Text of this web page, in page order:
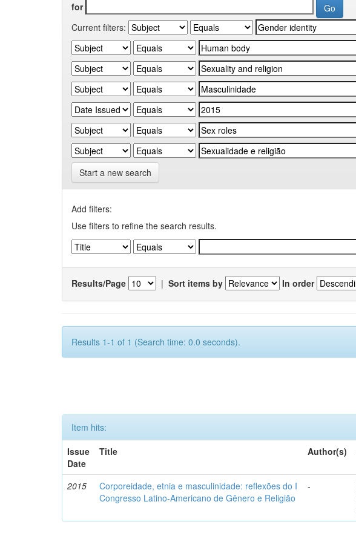
for
Current filters:
Start a new search
Add filters:
Use filters to refine the search results.
Results/Page | Sort items by In order
Results 1-1 of 1 (Search time: 0.0 seconds).
Item hits:
Issue
Date
Title Author(s)
2015
Corporeidade, etnia e masculinidade: reflexões do I
Congresso Latino-Americano de Gênero e Religião
-